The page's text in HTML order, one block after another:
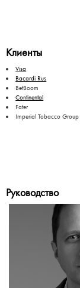
Клиенты
Visa
Bacardi Rus
BetBoom
Continental
Fater
Imperial Tobacco Group
Руководство